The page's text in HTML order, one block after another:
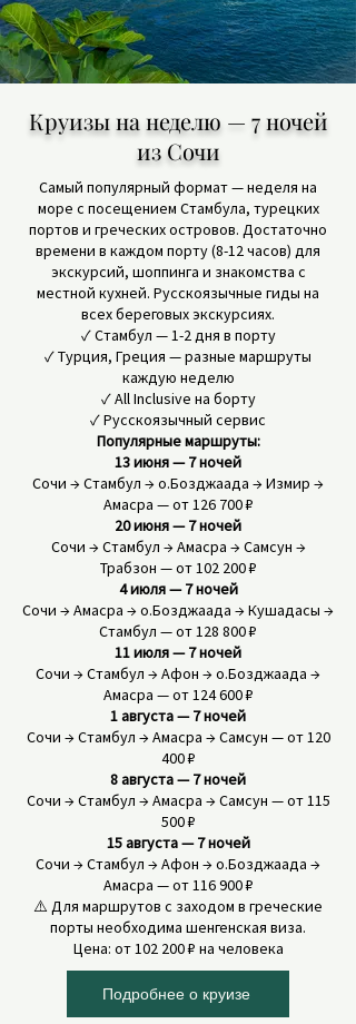
Круизы на неделю — 7 ночей
из Сочи
Самый популярный формат — неделя на
море с посещением Стамбула, турецких
портов и греческих островов. Достаточно
времени в каждом порту (8-12 часов) для
экскурсий, шоппинга и знакомства с
местной кухней. Русскоязычные гиды на
всех береговых экскурсиях.
✓ Стамбул — 1-2 дня в порту
✓ Турция, Греция — разные маршруты
каждую неделю
✓ All Inclusive на борту
✓ Русскоязычный сервис
Популярные маршруты:
13 июня — 7 ночей
Сочи → Стамбул → о.Бозджаада → Измир →
Амасра — от 126 700 ₽
20 июня — 7 ночей
Сочи → Стамбул → Амасра → Самсун →
Трабзон — от 102 200 ₽
4 июля — 7 ночей
Сочи → Амасра → о.Бозджаада → Кушадасы →
Стамбул — от 128 800 ₽
11 июля — 7 ночей
Сочи → Стамбул → Афон → о.Бозджаада →
Амасра — от 124 600 ₽
1 августа — 7 ночей
Сочи → Стамбул → Амасра → Самсун — от 120
400 ₽
8 августа — 7 ночей
Сочи → Стамбул → Амасра → Самсун — от 115
500 ₽
15 августа — 7 ночей
Сочи → Стамбул → Афон → о.Бозджаада →
Амасра — от 116 900 ₽
⚠️ Для маршрутов с заходом в греческие
порты необходима шенгенская виза.
Цена: от 102 200 ₽ на человека
Подробнее о круизе